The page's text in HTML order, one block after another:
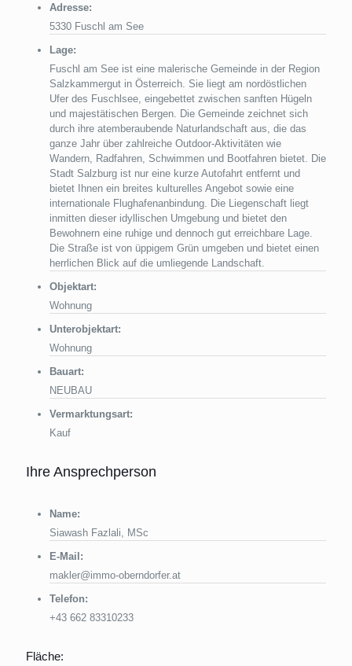
Adresse:
5330 Fuschl am See
Lage:
Fuschl am See ist eine malerische Gemeinde in der Region
Salzkammergut in Österreich. Sie liegt am nordöstlichen
Ufer des Fuschlsee, eingebettet zwischen sanften Hügeln
und majestätischen Bergen. Die Gemeinde zeichnet sich
durch ihre atemberaubende Naturlandschaft aus, die das
ganze Jahr über zahlreiche Outdoor-Aktivitäten wie
Wandern, Radfahren, Schwimmen und Bootfahren bietet. Die
Stadt Salzburg ist nur eine kurze Autofahrt entfernt und
bietet Ihnen ein breites kulturelles Angebot sowie eine
internationale Flughafenanbindung. Die Liegenschaft liegt
inmitten dieser idyllischen Umgebung und bietet den
Bewohnern eine ruhige und dennoch gut erreichbare Lage.
Die Straße ist von üppigem Grün umgeben und bietet einen
herrlichen Blick auf die umliegende Landschaft.
Objektart:
Wohnung
Unterobjektart:
Wohnung
Bauart:
NEUBAU
Vermarktungsart:
Kauf
Ihre Ansprechperson
Name:
Siawash Fazlali, MSc
E-Mail:
makler@immo-oberndorfer.at
Telefon:
+43 662 83310233
Fläche: